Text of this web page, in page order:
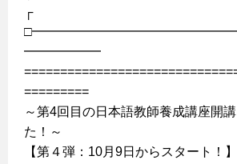
┌
━━━━━━
=========
～第4回目の日本語教師養成講座開
た！～
【第４弾：10月9日からスタート！】